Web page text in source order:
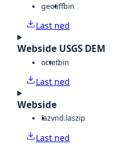
geotiffbin
Last ned
Webside USGS DEM
octetbin
Last ned
Webside
lazvnd.laszip
Last ned